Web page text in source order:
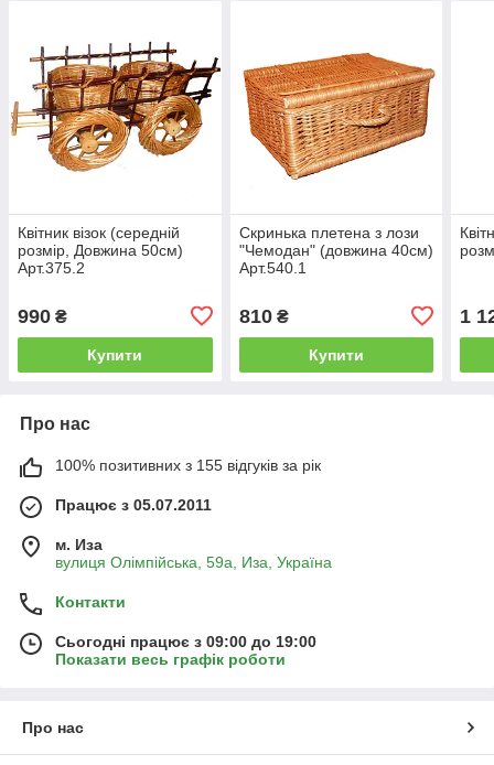
Квітник візок (середній
розмір, Довжина 50см)
Арт.375.2
990 ₴
Купити
Скринька плетена з лози
"Чемодан" (довжина 40см)
Арт.540.1
810₴
Купити
1
Про нас
100% позитивних з 155 відгуків за рік
Працює з 05.07.2011
м. Иза
вулиця Олімпійська, 59а, Иза, Україна
Контакти
Сьогодні працює з 09:00 до 19:00
Показати весь графік роботи
Про нас